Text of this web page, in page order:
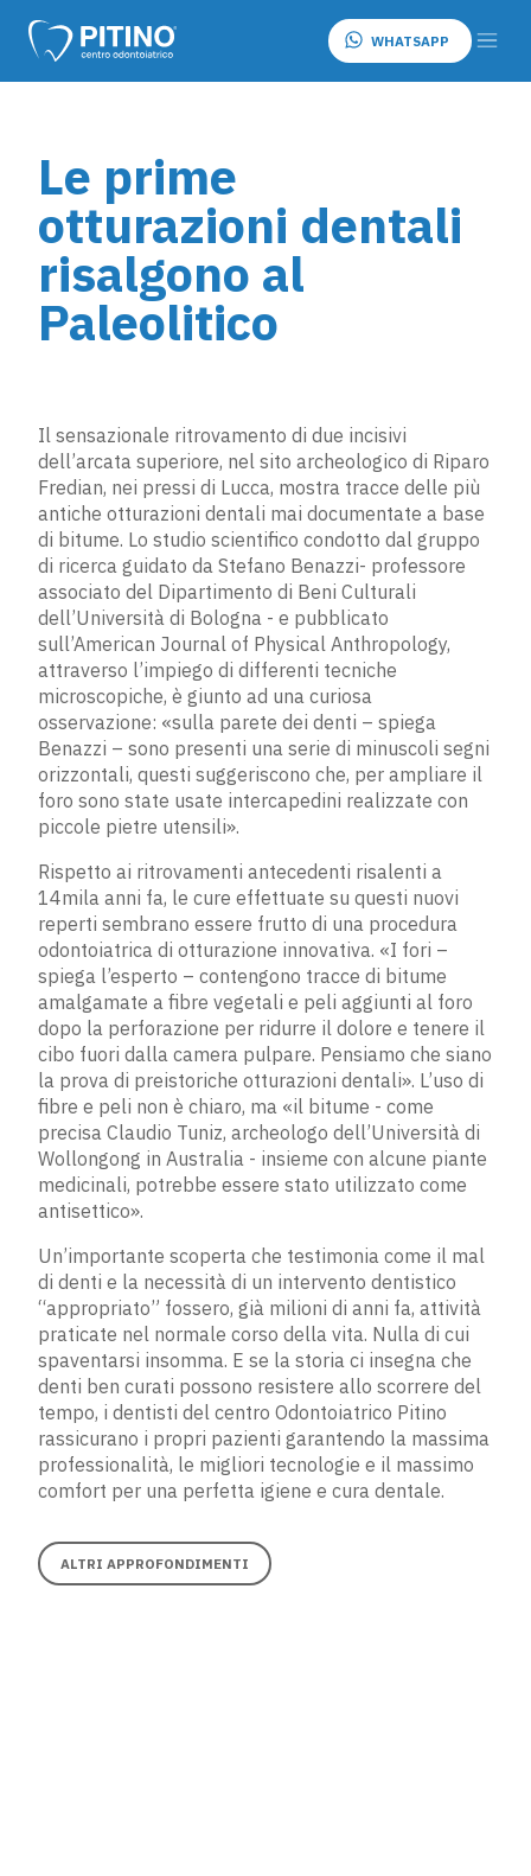
WHATSAPP
Le prime
otturazioni dentali
risalgono al
Paleolitico
Il sensazionale ritrovamento di due incisivi
dell’arcata superiore, nel sito archeologico di Riparo
Fredian, nei pressi di Lucca, mostra tracce delle più
antiche otturazioni dentali mai documentate a base
di bitume. Lo studio scientifico condotto dal gruppo
di ricerca guidato da Stefano Benazzi- professore
associato del Dipartimento di Beni Culturali
dell’Università di Bologna - e pubblicato
sull’American Journal of Physical Anthropology,
attraverso l’impiego di differenti tecniche
microscopiche, è giunto ad una curiosa
osservazione: «sulla parete dei denti – spiega
Benazzi – sono presenti una serie di minuscoli segni
orizzontali, questi suggeriscono che, per ampliare il
foro sono state usate intercapedini realizzate con
piccole pietre utensili».
Rispetto ai ritrovamenti antecedenti risalenti a
14mila anni fa, le cure effettuate su questi nuovi
reperti sembrano essere frutto di una procedura
odontoiatrica di otturazione innovativa. «I fori –
spiega l’esperto – contengono tracce di bitume
amalgamate a fibre vegetali e peli aggiunti al foro
dopo la perforazione per ridurre il dolore e tenere il
cibo fuori dalla camera pulpare. Pensiamo che siano
la prova di preistoriche otturazioni dentali». L’uso di
fibre e peli non è chiaro, ma «il bitume - come
precisa Claudio Tuniz, archeologo dell’Università di
Wollongong in Australia - insieme con alcune piante
medicinali, potrebbe essere stato utilizzato come
antisettico».
Un’importante scoperta che testimonia come il mal
di denti e la necessità di un intervento dentistico
“appropriato” fossero, già milioni di anni fa, attività
praticate nel normale corso della vita. Nulla di cui
spaventarsi insomma. E se la storia ci insegna che
denti ben curati possono resistere allo scorrere del
tempo, i dentisti del centro Odontoiatrico Pitino
rassicurano i propri pazienti garantendo la massima
professionalità, le migliori tecnologie e il massimo
comfort per una perfetta igiene e cura dentale.
ALTRI APPROFONDIMENTI